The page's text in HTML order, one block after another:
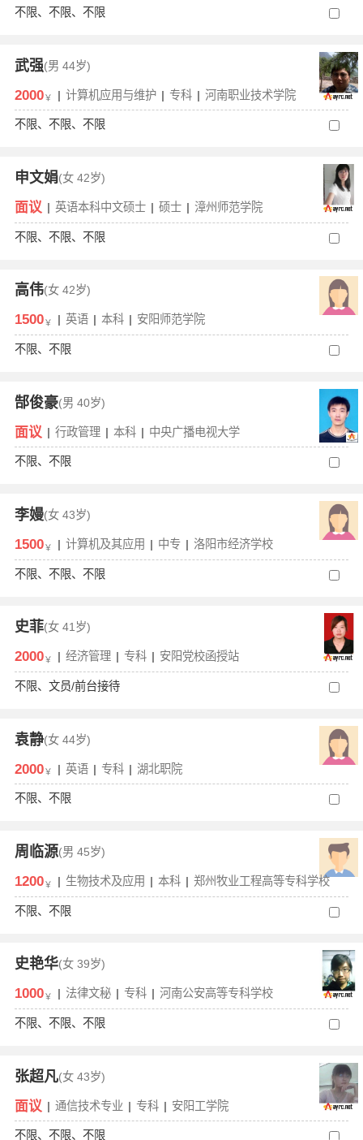
不限、不限、不限
武强(男 44岁)
2000￥ | 计算机应用与维护 | 专科 | 河南职业技术学院
不限、不限、不限
申文娟(女 42岁)
面议 | 英语本科中文硕士 | 硕士 | 漳州师范学院
不限、不限、不限
高伟(女 42岁)
1500￥ | 英语 | 本科 | 安阳师范学院
不限、不限
郜俊豪(男 40岁)
面议 | 行政管理 | 本科 | 中央广播电视大学
不限、不限
李嫚(女 43岁)
1500￥ | 计算机及其应用 | 中专 | 洛阳市经济学校
不限、不限、不限
史菲(女 41岁)
2000￥ | 经济管理 | 专科 | 安阳党校函授站
不限、文员/前台接待
袁静(女 44岁)
2000￥ | 英语 | 专科 | 湖北职院
不限、不限
周临源(男 45岁)
1200￥ | 生物技术及应用 | 本科 | 郑州牧业工程高等专科学校
不限、不限
史艳华(女 39岁)
1000￥ | 法律文秘 | 专科 | 河南公安高等专科学校
不限、不限、不限
张超凡(女 43岁)
面议 | 通信技术专业 | 专科 | 安阳工学院
不限、不限、不限